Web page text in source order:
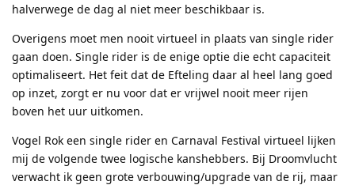
halverwege de dag al niet meer beschikbaar is.
Overigens moet men nooit virtueel in plaats van single rider
gaan doen. Single rider is de enige optie die echt capaciteit
optimaliseert. Het feit dat de Efteling daar al heel lang goed
op inzet, zorgt er nu voor dat er vrijwel nooit meer rijen
boven het uur uitkomen.
Vogel Rok een single rider en Carnaval Festival virtueel lijken
mij de volgende twee logische kanshebbers. Bij Droomvlucht
verwacht ik geen grote verbouwing/upgrade van de rij, maar